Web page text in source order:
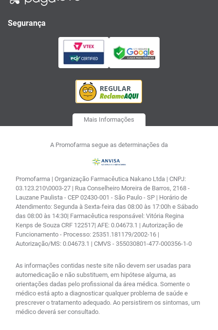
Segurança
Mais Informações
A Promofarma segue as determinações da
Promofarma | Organização Farmacêutica Nakano Ltda | CNPJ:
03.123.210\0003-27 | Rua Conselheiro Moreira de Barros, 2168 -
Lauzane Paulista - CEP 02430-001 - São Paulo - SP | Horário de
Atendimento: Segunda à Sexta-feira das 08:00 às 17:00h e Sábado
das 08:00 às 14:30| Farmacêutica responsável: Vitória Regina
Kenps de Souza CRF 122517| AFE: 0.04673.1 | Autorização de
Funcionamento - Processo: 25351.181179/2002-16 |
Autorização/MS: 0.04673.1 | CMVS - 355030801-477-000356-1-0
As informações contidas neste site não devem ser usadas para
automedicação e não substituem, em hipótese alguma, as
orientações dadas pelo profissional da área médica. Somente o
médico está apto a diagnosticar qualquer problema de saúde e
prescrever o tratamento adequado. Ao persistirem os sintomas, um
médico deverá ser consultado.